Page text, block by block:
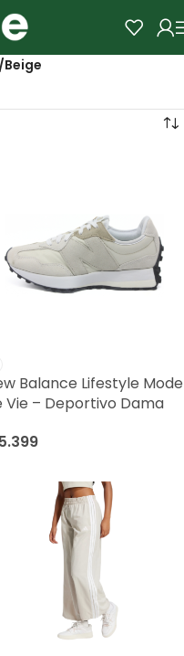
Balance Lifestyle Mode
Vie – Deportivo Dama
5.399